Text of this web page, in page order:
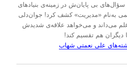
بی پایان‌ش در زمینه‌ی بنیادهای
به‌نام «مدیریت» کشف کرد! جوان‌دلی
می‌داند و می‌خواهد علاقه‌ی شدیدش
دیگران هم تقسیم کند!
علی نعمتی شهاب